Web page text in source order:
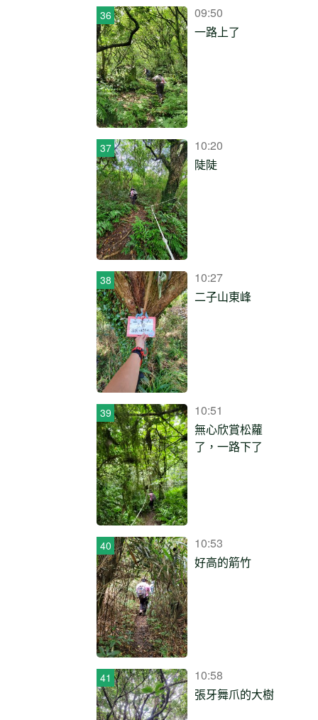
09:50
一路上了
10:20
陡陡
10:27
二子山東峰
10:51
無心欣賞松蘿
了，一路下了
10:53
好高的箭竹
10:58
張牙舞爪的大樹